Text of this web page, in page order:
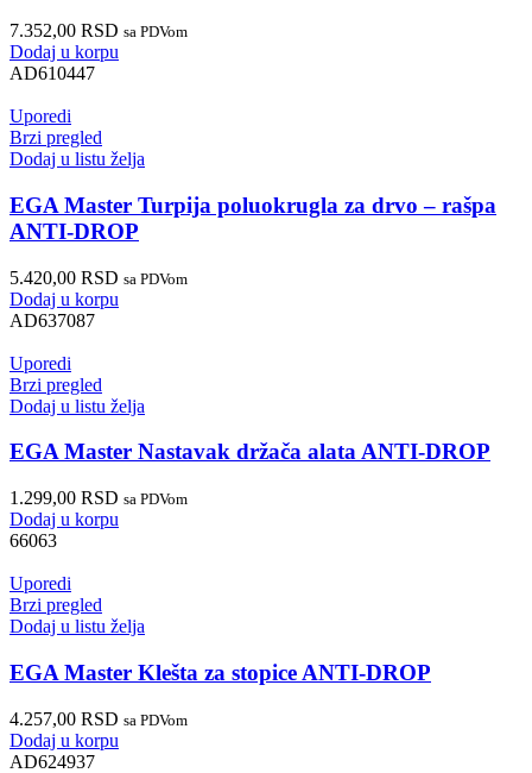
7.352,00 RSD sa PDVom
Dodaj u korpu
AD610447
Uporedi
Brzi pregled
Dodaj u listu želja
EGA Master Turpija poluokrugla za drvo – rašpa
ANTI-DROP
5.420,00 RSD sa PDVom
Dodaj u korpu
AD637087
Uporedi
Brzi pregled
Dodaj u listu želja
EGA Master Nastavak držača alata ANTI-DROP
1.299,00 RSD sa PDVom
Dodaj u korpu
66063
Uporedi
Brzi pregled
Dodaj u listu želja
EGA Master Klešta za stopice ANTI-DROP
4.257,00 RSD sa PDVom
Dodaj u korpu
AD624937